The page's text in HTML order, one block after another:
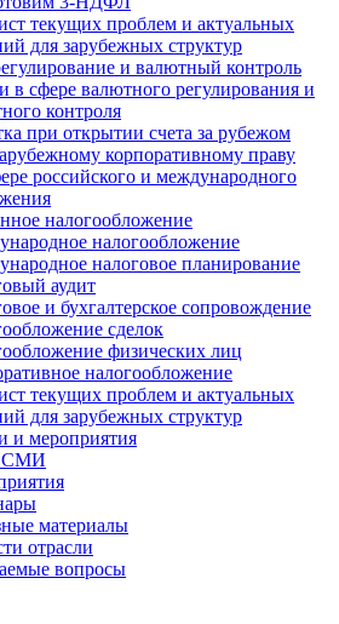
текущих проблем и актуальных
для зарубежных структур
и валютный контроль
в сфере валютного регулирования и
контроля
при открытии счета за рубежом
корпоративному праву
российского и международного
налогообложение
налогообложение
налоговое планирование
аудит
и бухгалтерское сопровождение
сделок
физических лиц
налогообложение
текущих проблем и актуальных
для зарубежных структур
и мероприятия
СМИ
материалы
отрасли
вопросы